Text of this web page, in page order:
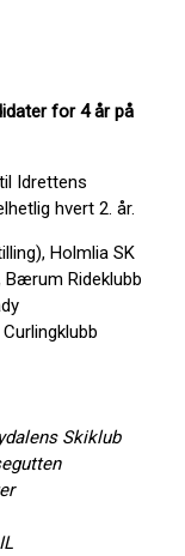
for 4 år på
Idrettens
hvert 2. år.
Holmlia SK
Bærum Rideklubb
Skiklub